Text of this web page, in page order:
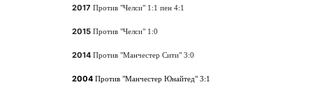
2017 Против "Челси" 1:1 пен 4:1
2015 Против "Челси" 1:0
2014 Против "Манчестер Сити" 3:0
2004 Против "Манчестер Юнайтед" 3:1